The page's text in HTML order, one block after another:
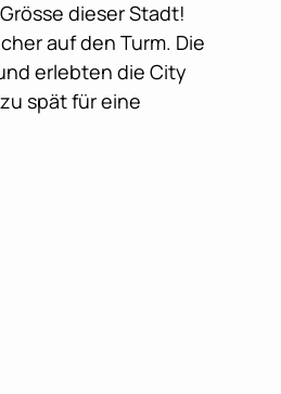
dieser Stadt!
auf den Turm. Die
erlebten die City
spät für eine